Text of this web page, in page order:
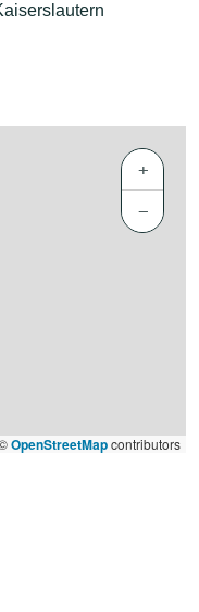
+
−
OpenStreetMapcontributors